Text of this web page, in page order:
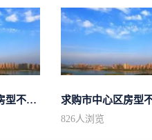
求购区域不限不限房型不限两室一厅简...
826人浏览